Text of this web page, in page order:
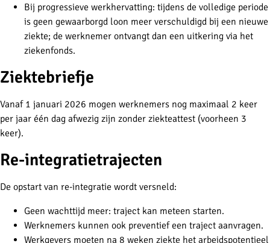
Bij progressieve werkhervatting: tijdens de volledige periode
is geen gewaarborgd loon meer verschuldigd bij een nieuwe
ziekte; de werknemer ontvangt dan een uitkering via het
ziekenfonds.
Ziektebriefje
Vanaf 1 januari 2026 mogen werknemers nog maximaal 2 keer
per jaar één dag afwezig zijn zonder ziekteattest (voorheen 3
keer).
Re-integratietrajecten
De opstart van re-integratie wordt versneld:
Geen wachttijd meer: traject kan meteen starten.
Werknemers kunnen ook preventief een traject aanvragen.
Werkgevers moeten na 8 weken ziekte het arbeidspotentieel